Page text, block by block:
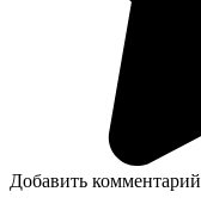
Добавить комментарий